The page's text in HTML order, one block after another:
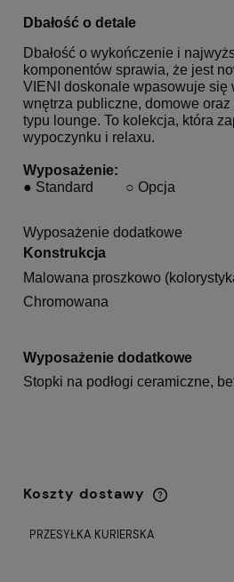
Dbałość o detale
Dbałość o wykończenie i
komponentów sprawia, że jest
VIENI doskonale wpasowuje się
wnętrza publiczne, domowe
typu lounge. To kolekcja, która
wypoczynku i relaxu.
Wyposażenie:
● Standard ○ Opcja
Wyposażenie dodatkowe
Konstrukcja
Malowana proszkowo
Chromowana
Wyposażenie dodatkowe
Stopki na podłogi ceramiczne,
Koszty dostawy
Cena nie zawiera
PRZESYŁKA KURIERSKA